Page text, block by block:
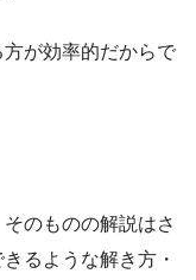
が効率的だからで
のものの解説はさ
るような解き方・